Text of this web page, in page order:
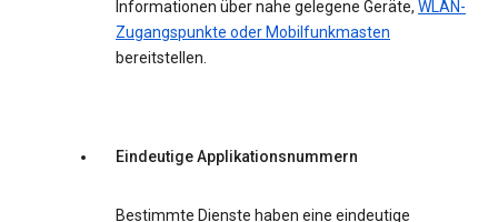
Informationen über nahe gelegene Geräte, WLAN-
Zugangspunkte oder Mobilfunkmasten
bereitstellen.
Eindeutige Applikationsnummern
Bestimmte Dienste haben eine eindeutige